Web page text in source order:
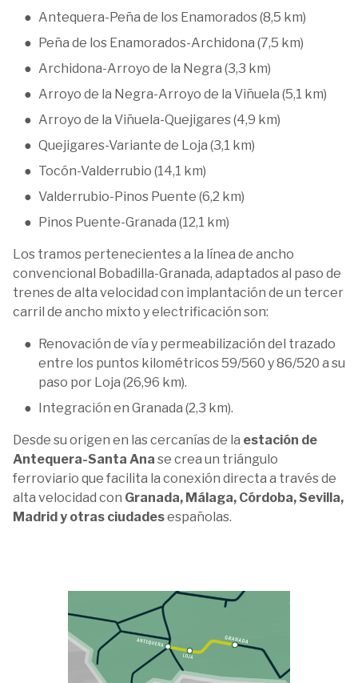
Antequera-Peña de los Enamorados (8,5 km)
Peña de los Enamorados-Archidona (7,5 km)
Archidona-Arroyo de la Negra (3,3 km)
Arroyo de la Negra-Arroyo de la Viñuela (5,1 km)
Arroyo de la Viñuela-Quejigares (4,9 km)
Quejigares-Variante de Loja (3,1 km)
Tocón-Valderrubio (14,1 km)
Valderrubio-Pinos Puente (6,2 km)
Pinos Puente-Granada (12,1 km)
Los tramos pertenecientes a la línea de ancho
convencional Bobadilla-Granada, adaptados al paso de
trenes de alta velocidad con implantación de un tercer
carril de ancho mixto y electrificación son:
Renovación de vía y permeabilización del trazado
entre los puntos kilométricos 59/560 y 86/520 a su
paso por Loja (26,96 km).
Integración en Granada (2,3 km).
Desde su origen en las cercanías de la estación de
Antequera-Santa Ana se crea un triángulo
ferroviario que facilita la conexión directa a través de
alta velocidad con Granada, Málaga, Córdoba, Sevilla,
Madrid y otras ciudadesespañolas.